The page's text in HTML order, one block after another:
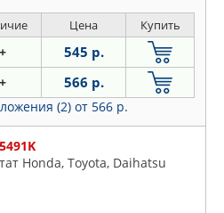
Цена Купить
+ 545 р.
+ 566 р.
(2) от 566 р.
Honda, Toyota, Daihatsu